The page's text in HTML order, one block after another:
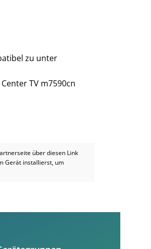
zu unter
TV m7590cn
über diesen Link
Gerät installierst, um